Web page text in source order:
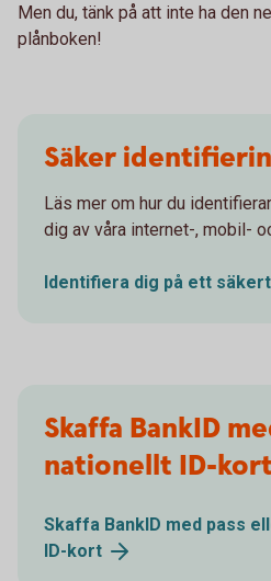
Men du, tänk på att inte ha den
plånboken!
Säker
Läs mer om hur du
dig av våra internet-, mobil-
Identifiera dig på ett säkert
Skaffa BankID
nationellt ID-kort
Skaffa BankID med pass
ID-kort